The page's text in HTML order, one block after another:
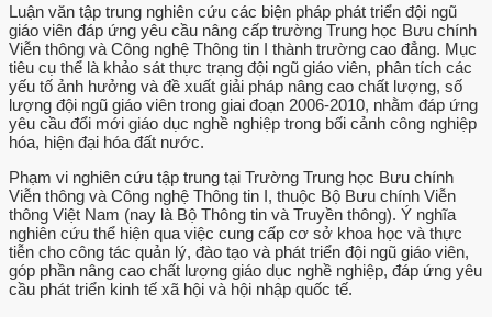
Luận văn tập trung nghiên cứu các biện pháp phát triển đội ngũ
giáo viên đáp ứng yêu cầu nâng cấp trường Trung học Bưu chính
Viễn thông và Công nghệ Thông tin I thành trường cao đẳng. Mục
tiêu cụ thể là khảo sát thực trạng đội ngũ giáo viên, phân tích các
yếu tố ảnh hưởng và đề xuất giải pháp nâng cao chất lượng, số
lượng đội ngũ giáo viên trong giai đoạn 2006-2010, nhằm đáp ứng
yêu cầu đổi mới giáo dục nghề nghiệp trong bối cảnh công nghiệp
hóa, hiện đại hóa đất nước.
Phạm vi nghiên cứu tập trung tại Trường Trung học Bưu chính
Viễn thông và Công nghệ Thông tin I, thuộc Bộ Bưu chính Viễn
thông Việt Nam (nay là Bộ Thông tin và Truyền thông). Ý nghĩa
nghiên cứu thể hiện qua việc cung cấp cơ sở khoa học và thực
tiễn cho công tác quản lý, đào tạo và phát triển đội ngũ giáo viên,
góp phần nâng cao chất lượng giáo dục nghề nghiệp, đáp ứng yêu
cầu phát triển kinh tế xã hội và hội nhập quốc tế.